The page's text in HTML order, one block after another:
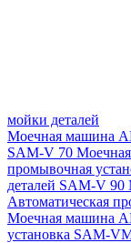
мойки деталей
Моечная машина
SAM-V 70
промывочная
деталей SAM-V 90
Автоматическая
Моечная машина
установка SAM-